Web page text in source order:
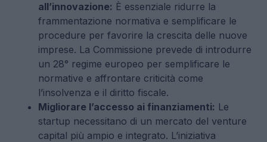
all’innovazione: È essenziale ridurre la
frammentazione normativa e semplificare le
procedure per favorire la crescita delle nuove
imprese. La Commissione prevede di introdurre
un 28° regime europeo per semplificare le
normative e affrontare criticità come
l’insolvenza e il diritto fiscale.
Migliorare l’accesso ai finanziamenti: Le
startup necessitano di un mercato del venture
capital più ampio e integrato. L’iniziativa